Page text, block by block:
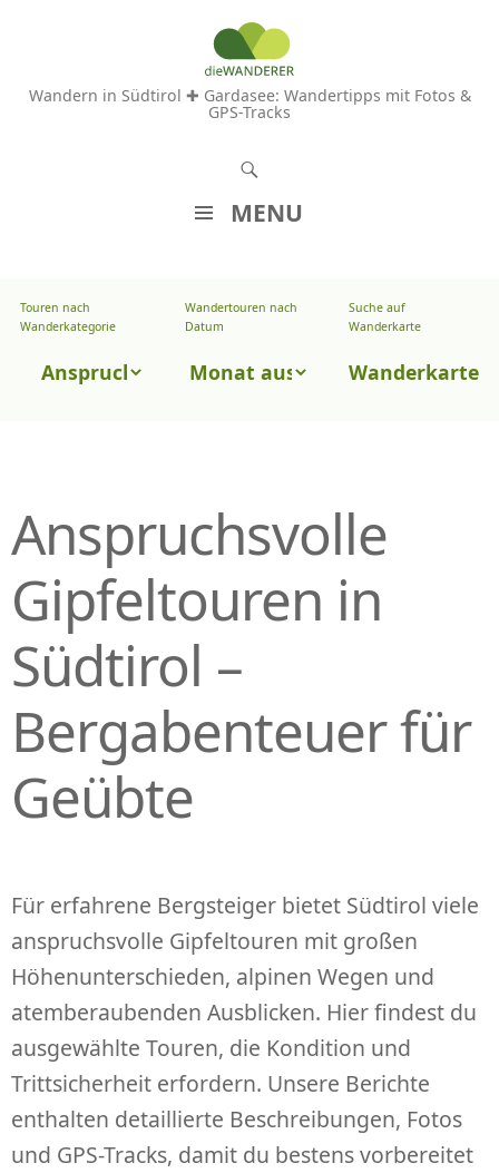
Wandern in Südtirol ✚ Gardasee: Wandertipps mit Fotos &
GPS-Tracks
MENU
M
R
N
G
N
Touren nach
Wanderkategorie
Touren
Wandertouren nach
Datum
Wandertouren
Datum
Suche auf
Wanderkarte
Wanderkarte
Anspruchsvolle
Gipfeltouren in
Südtirol –
Bergabenteuer für
Geübte
Für erfahrene Bergsteiger bietet Südtirol viele
anspruchsvolle Gipfeltouren mit großen
Höhenunterschieden, alpinen Wegen und
atemberaubenden Ausblicken. Hier findest du
ausgewählte Touren, die Kondition und
Trittsicherheit erfordern. Unsere Berichte
enthalten detaillierte Beschreibungen, Fotos
und GPS-Tracks, damit du bestens vorbereitet